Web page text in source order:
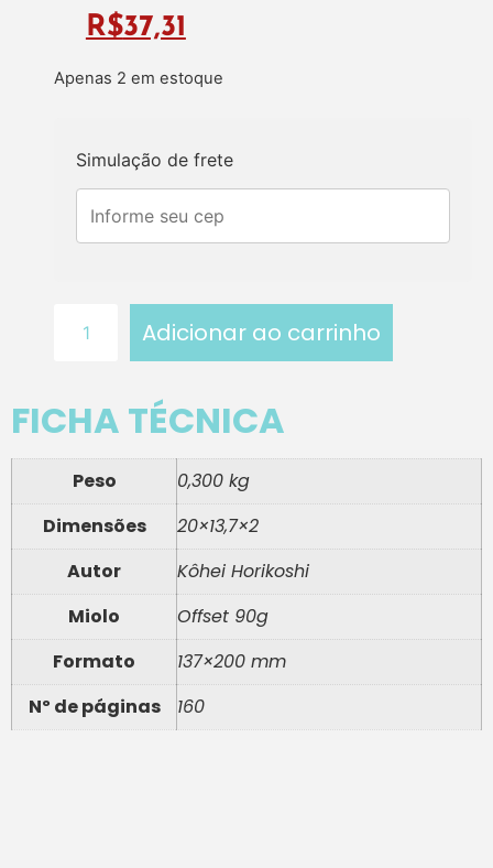
R$37,31
Apenas 2 em estoque
Simulação de frete
Adicionar ao carrinho
FICHA TÉCNICA
Peso
0,300 kg
Dimensões
20×13,7×2
Autor
Kôhei Horikoshi
Miolo
Offset 90g
Formato
137×200 mm
Nº de páginas
160